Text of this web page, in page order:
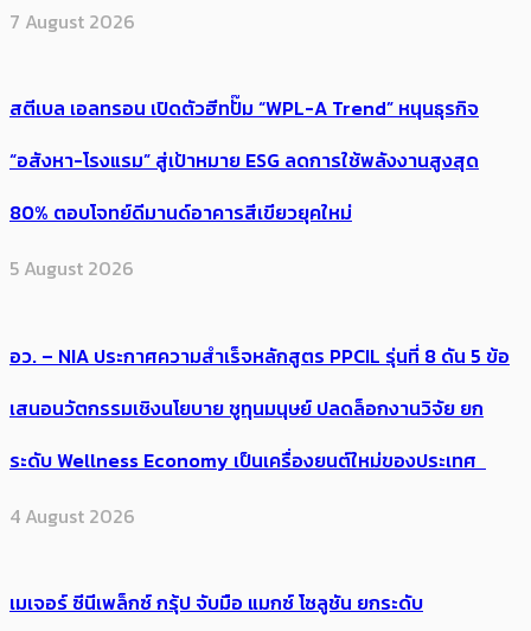
7 August 2026
สตีเบล เอลทรอน เปิดตัวฮีทปั๊ม “WPL-A Trend” หนุนธุรกิจ
“อสังหา-โรงแรม” สู่เป้าหมาย ESG ลดการใช้พลังงานสูงสุด
80% ตอบโจทย์ดีมานด์อาคารสีเขียวยุคใหม่
5 August 2026
อว. – NIA ประกาศความสำเร็จหลักสูตร PPCIL รุ่นที่ 8 ดัน 5 ข้อ
เสนอนวัตกรรมเชิงนโยบาย ชูทุนมนุษย์ ปลดล็อกงานวิจัย ยก
ระดับ Wellness Economy เป็นเครื่องยนต์ใหม่ของประเทศ
4 August 2026
เมเจอร์ ซีนีเพล็กซ์ กรุ้ป จับมือ แมกซ์ โซลูชัน ยกระดับ